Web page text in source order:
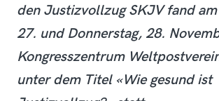
den Justizvollzug SKJV fand
27. und Donnerstag, 28.
Kongresszentrum
unter dem Titel «Wie gesund ist